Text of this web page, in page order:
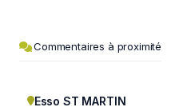
Commentaires à proximité
Esso ST MARTIN